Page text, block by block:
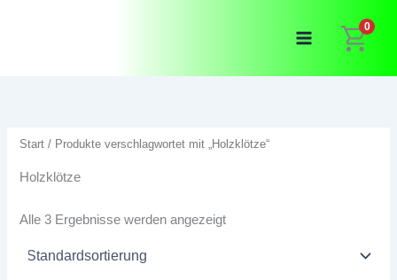
0
Start / Produkte verschlagwortet mit „Holzklötze“
Holzklötze
Alle 3 Ergebnisse werden angezeigt